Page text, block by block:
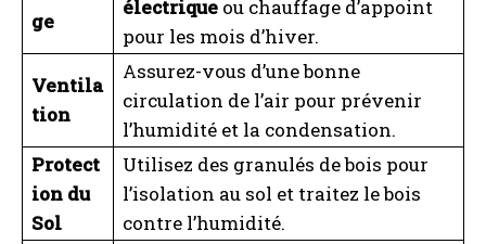
A LIRE : Quels sont les avantages du parpaing
isolant Alkern et son prix en vaut-il la peine ?
ge
électrique ou chauffage d’appoint
pour les mois d’hiver.
Ventila
tion
Assurez-vous d’une bonne
circulation de l’air pour prévenir
l’humidité et la condensation.
Protect
ion du
Sol
Utilisez des granulés de bois pour
l’isolation au sol et traitez le bois
contre l’humidité.